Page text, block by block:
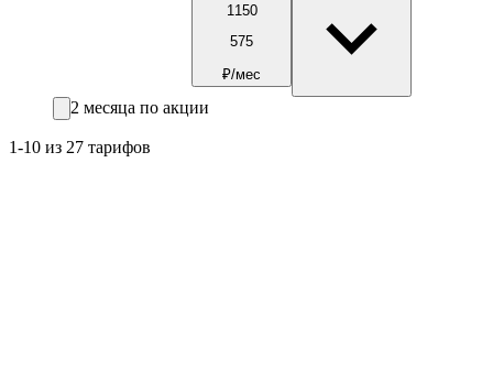
1150
575
₽/мес
2 месяца по акции
1-10 из 27 тарифов